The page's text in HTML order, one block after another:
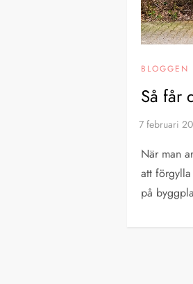
BLOGGEN
Så får
När man
att
på